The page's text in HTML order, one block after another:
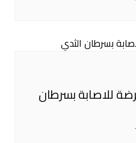
للاصابة بسرطان